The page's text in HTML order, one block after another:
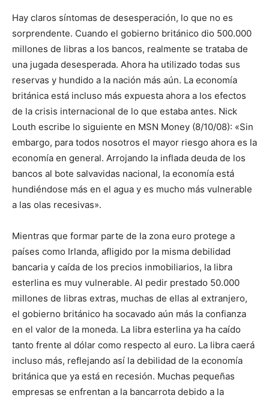
Hay claros síntomas de desesperación, lo que no es
sorprendente. Cuando el gobierno británico dio 500.000
millones de libras a los bancos, realmente se trataba de
una jugada desesperada. Ahora ha utilizado todas sus
reservas y hundido a la nación más aún. La economía
británica está incluso más expuesta ahora a los efectos
de la crisis internacional de lo que estaba antes. Nick
Louth escribe lo siguiente en MSN Money (8/10/08): «Sin
embargo, para todos nosotros el mayor riesgo ahora es la
economía en general. Arrojando la inflada deuda de los
bancos al bote salvavidas nacional, la economía está
hundiéndose más en el agua y es mucho más vulnerable
a las olas recesivas».
Mientras que formar parte de la zona euro protege a
países como Irlanda, afligido por la misma debilidad
bancaria y caída de los precios inmobiliarios, la libra
esterlina es muy vulnerable. Al pedir prestado 50.000
millones de libras extras, muchas de ellas al extranjero,
el gobierno británico ha socavado aún más la confianza
en el valor de la moneda. La libra esterlina ya ha caído
tanto frente al dólar como respecto al euro. La libra caerá
incluso más, reflejando así la debilidad de la economía
británica que ya está en recesión. Muchas pequeñas
empresas se enfrentan a la bancarrota debido a la